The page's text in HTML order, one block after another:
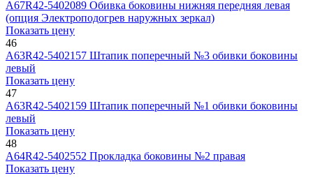
А67R42-5402089 Обивка боковины нижняя передняя левая
(опция Электроподогрев наружных зеркал)
Показать цену
46
А63R42-5402157 Штапик поперечный №3 обивки боковины
левый
Показать цену
47
А63R42-5402159 Штапик поперечный №1 обивки боковины
левый
Показать цену
48
А64R42-5402552 Прокладка боковины №2 правая
Показать цену